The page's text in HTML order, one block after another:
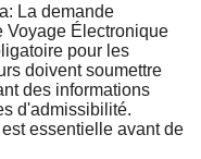
La demande
Voyage Électronique
pour les
doivent soumettre
des informations
d'admissibilité.
essentielle avant de